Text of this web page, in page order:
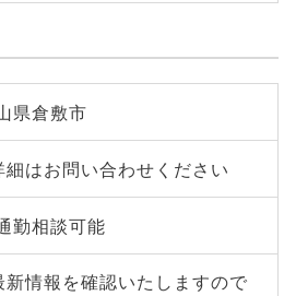
県倉敷市
細はお問い合わせください
勤相談可能
新情報を確認いたしますので